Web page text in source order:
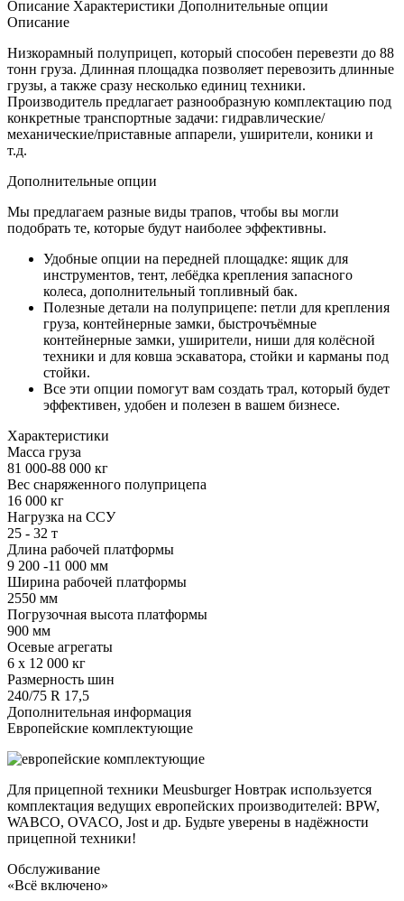
Описание Характеристики Дополнительные опции
Описание
Низкорамный полуприцеп, который способен перевезти до 88
тонн груза. Длинная площадка позволяет перевозить длинные
грузы, а также сразу несколько единиц техники.
Производитель предлагает разнообразную комплектацию под
конкретные транспортные задачи: гидравлические/
механические/приставные аппарели, уширители, коники и
т.д.
Дополнительные опции
Мы предлагаем разные виды трапов, чтобы вы могли
подобрать те, которые будут наиболее эффективны.
Удобные опции на передней площадке: ящик для
инструментов, тент, лебёдка крепления запасного
колеса, дополнительный топливный бак.
Полезные детали на полуприцепе: петли для крепления
груза, контейнерные замки, быстрочъёмные
контейнерные замки, уширители, ниши для колёсной
техники и для ковша эскаватора, стойки и карманы под
стойки.
Все эти опции помогут вам создать трал, который будет
эффективен, удобен и полезен в вашем бизнесе.
Характеристики
Масса груза
81 000-88 000 кг
Вес снаряженного полуприцепа
16 000 кг
Нагрузка на ССУ
25 - 32 т
Длина рабочей платформы
9 200 -11 000 мм
Ширина рабочей платформы
2550 мм
Погрузочная высота платформы
900 мм
Осевые агрегаты
6 х 12 000 кг
Размерность шин
240/75 R 17,5
Дополнительная информация
Европейские комплектующие
Для прицепной техники Meusburger Новтрак используется
комплектация ведущих европейских производителей: BPW,
WABCO, OVACO, Jost и др. Будьте уверены в надёжности
прицепной техники!
Обслуживание
«Всё включено»